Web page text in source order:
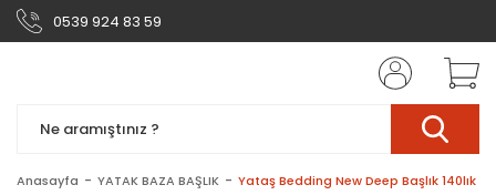
0539 924 83 59
Anasayfa YATAK BAZA BAŞLIK Yataş Bedding New Deep Başlık 140lık -